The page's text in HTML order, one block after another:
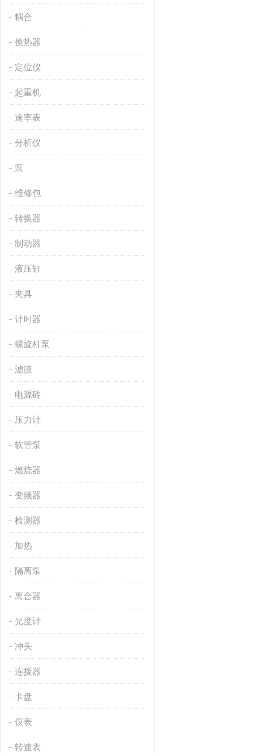
耦合
换热器
定位仪
起重机
速率表
分析仪
泵
维修包
转换器
制动器
液压缸
夹具
计时器
螺旋杆泵
滤膜
电源砖
压力计
软管泵
燃烧器
变频器
检测器
加热
隔离泵
离合器
光度计
冲头
连接器
卡盘
仪表
转速表